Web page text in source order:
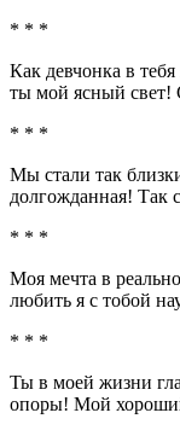
* * *
Как девчонка в
ты мой ясный свет!
* * *
Мы стали так
долгожданная! Так
* * *
Моя мечта в
любить я с тобой
* * *
Ты в моей жизни
опоры! Мой